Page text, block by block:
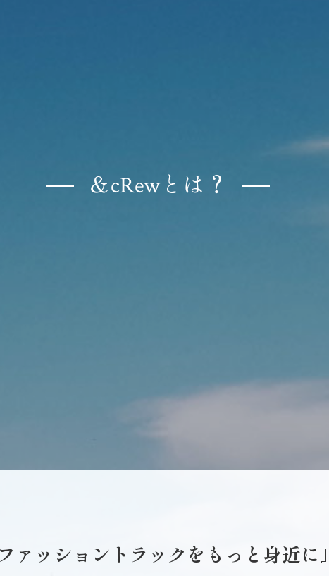
＆cRewとは？
ァッショントラックをもっと身近に』